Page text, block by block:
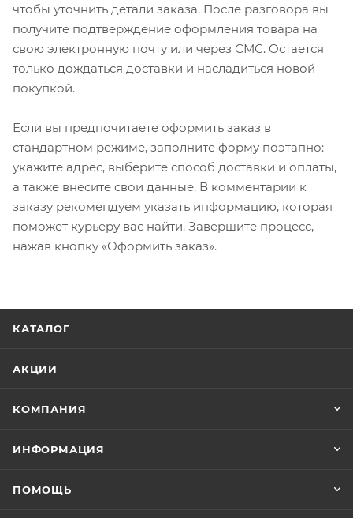
чтобы уточнить детали заказа. После разговора вы
получите подтверждение оформления товара на
свою электронную почту или через СМС. Остается
только дождаться доставки и насладиться новой
покупкой.
Если вы предпочитаете оформить заказ в
стандартном режиме, заполните форму поэтапно:
укажите адрес, выберите способ доставки и оплаты,
а также внесите свои данные. В комментарии к
заказу рекомендуем указать информацию, которая
поможет курьеру вас найти. Завершите процесс,
нажав кнопку «Оформить заказ».
КАТАЛОГ
АКЦИИ
КОМПАНИЯ
ИНФОРМАЦИЯ
ПОМОЩЬ